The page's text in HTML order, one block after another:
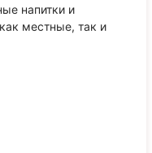
напитки и
местные, так и